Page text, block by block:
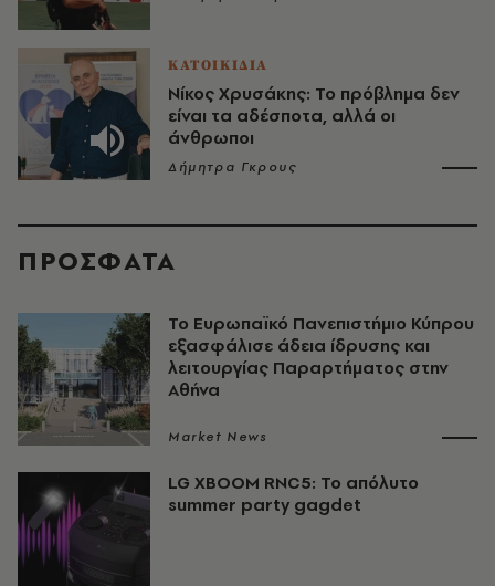
ΚΑΤΟΙΚΙΔΙΑ
Νίκος Χρυσάκης: Το πρόβλημα δεν
είναι τα αδέσποτα, αλλά οι
άνθρωποι
Δήμητρα Γκρους
ΠΡΟΣΦΑΤΑ
Το Ευρωπαϊκό Πανεπιστήμιο Κύπρου
εξασφάλισε άδεια ίδρυσης και
λειτουργίας Παραρτήματος στην
Αθήνα
Market News
LG XBOOM RNC5: Το απόλυτο
summer party gagdet